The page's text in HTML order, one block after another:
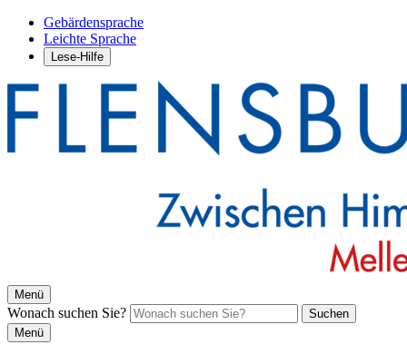
Gebärdensprache
Leichte Sprache
Lese-Hilfe
Menü
Wonach suchen Sie?
Suchen
Menü